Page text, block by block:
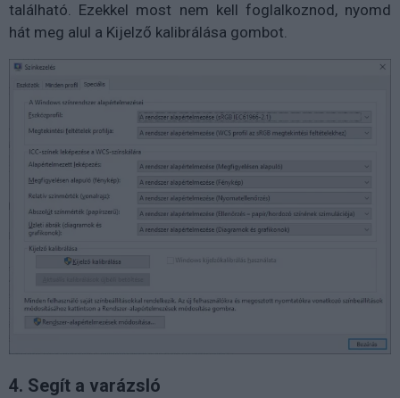
található. Ezekkel most nem kell foglalkoznod, nyomd
hát meg alul a Kijelző kalibrálása gombot.
4. Segít a varázsló